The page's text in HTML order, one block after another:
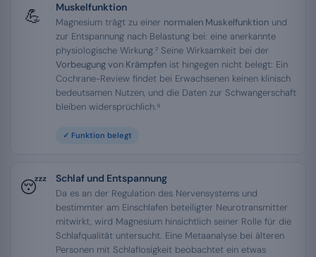
💪 Muskelfunktion
Magnesium trägt zu einer normalen Muskelfunktion und
zur Entspannung nach Belastung bei: eine anerkannte
physiologische Wirkung.² Seine Wirksamkeit bei der
Vorbeugung von Krämpfen ist hingegen nicht belegt: Ein
Cochrane-Review findet bei Erwachsenen keinen klinisch
bedeutsamen Nutzen, und die Daten zur Schwangerschaft
bleiben widersprüchlich.⁹
✓ Funktion belegt
😴 Schlaf und Entspannung
Da es an der Regulation des Nervensystems und
bestimmter am Einschlafen beteiligter Neurotransmitter
mitwirkt, wird Magnesium hinsichtlich seiner Rolle für die
Schlafqualität untersucht. Eine Metaanalyse bei älteren
Personen mit Schlaflosigkeit beobachtet ein etwas